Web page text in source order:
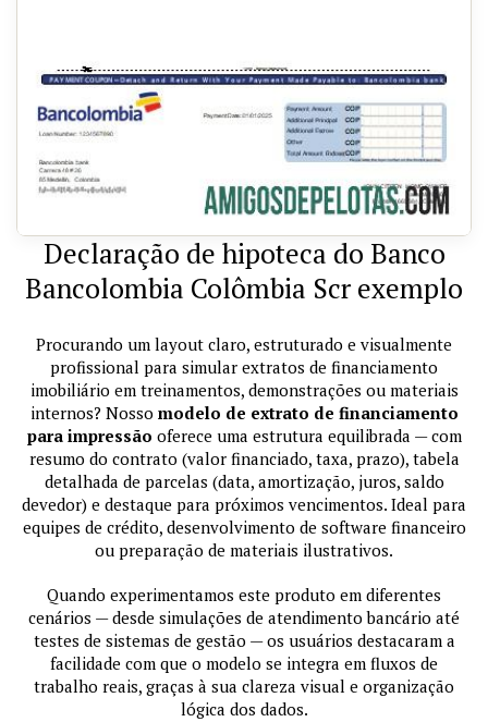
Declaração de hipoteca do Banco
Bancolombia Colômbia Scr exemplo
Procurando um layout claro, estruturado e visualmente
profissional para simular extratos de financiamento
imobiliário em treinamentos, demonstrações ou materiais
internos? Nosso modelo de extrato de financiamento
para impressão oferece uma estrutura equilibrada — com
resumo do contrato (valor financiado, taxa, prazo), tabela
detalhada de parcelas (data, amortização, juros, saldo
devedor) e destaque para próximos vencimentos. Ideal para
equipes de crédito, desenvolvimento de software financeiro
ou preparação de materiais ilustrativos.
Quando experimentamos este produto em diferentes
cenários — desde simulações de atendimento bancário até
testes de sistemas de gestão — os usuários destacaram a
facilidade com que o modelo se integra em fluxos de
trabalho reais, graças à sua clareza visual e organização
lógica dos dados.